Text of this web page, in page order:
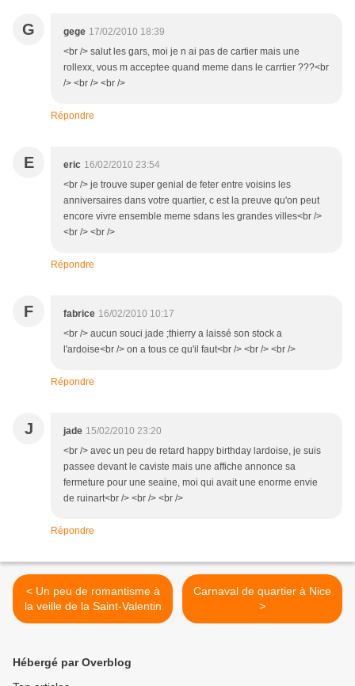
G gege 17/02/2010 18:39
<br /> salut les gars, moi je n ai pas de cartier mais une
rollexx, vous m acceptee quand meme dans le carrtier ???<br
/> <br /> <br />
Répondre
E eric 16/02/2010 23:54
<br /> je trouve super genial de feter entre voisins les
anniversaires dans votre quartier, c est la preuve qu'on peut
encore vivre ensemble meme sdans les grandes villes<br />
<br /> <br />
Répondre
F fabrice 16/02/2010 10:17
<br /> aucun souci jade ;thierry a laissé son stock a
l'ardoise<br /> on a tous ce qu'il faut<br /> <br /> <br />
Répondre
J jade 15/02/2010 23:20
<br /> avec un peu de retard happy birthday lardoise, je suis
passee devant le caviste mais une affiche annonce sa
fermeture pour une seaine, moi qui avait une enorme envie
de ruinart<br /> <br /> <br />
Répondre
< Un peu de romantisme à
la veille de la Saint-Valentin
Carnaval de quartier à Nice
>
Hébergé par Overblog